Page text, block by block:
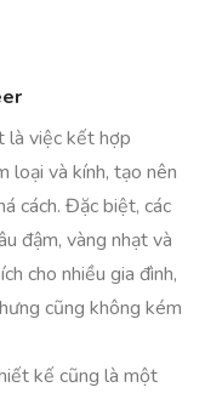
là việc kết hợp
loại và kính, tạo nên
cách. Đặc biệt, các
đậm, vàng nhạt và
cho nhiều gia đình,
cũng không kém
kế cũng là một